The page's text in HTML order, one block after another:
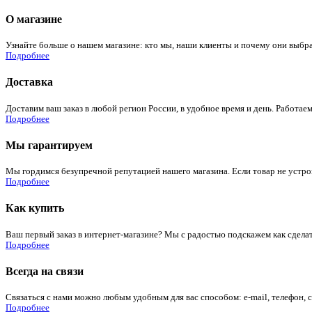
О магазине
Узнайте больше о нашем магазине: кто мы, наши клиенты и почему они
Подробнее
Доставка
Доставим ваш заказ в любой регион России, в удобное время и день.
Подробнее
Мы гарантируем
Мы гордимся безупречной репутацией нашего магазина. Если товар не
Подробнее
Как купить
Ваш первый заказ в интернет-магазине? Мы с радостью подскажем как
Подробнее
Всегда на связи
Связаться с нами можно любым удобным для вас способом: e-mail, телефон,
Подробнее